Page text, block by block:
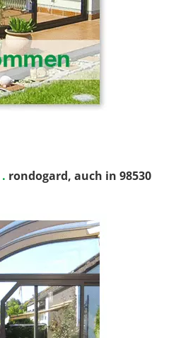
. rondogard, auch in 98530